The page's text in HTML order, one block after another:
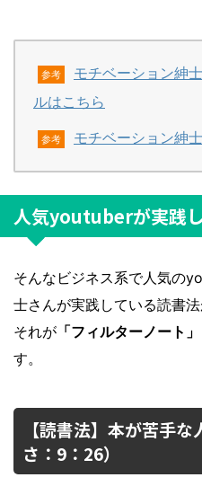
参考
モチベーション紳
ルはこちら
参考 モチベーション紳
人気youtuberが実践
そんなビジネス系で人気の
士さんが実践している読書法
それが 「フィルターノート」
す。
【読書法】本が苦手
さ：9：26）